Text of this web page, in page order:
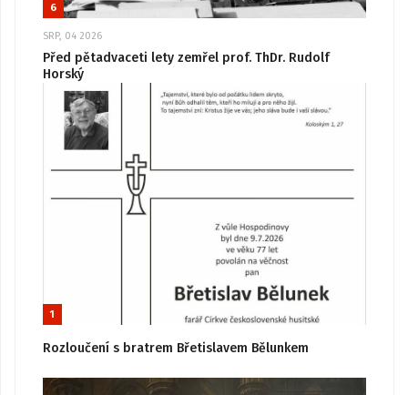
6
SRP, 04 2026
Před pětadvaceti lety zemřel prof. ThDr. Rudolf
Horský
1
Rozloučení s bratrem Břetislavem Bělunkem